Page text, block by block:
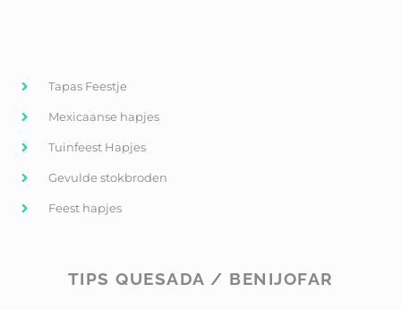
Tapas Feestje
Mexicaanse hapjes
Tuinfeest Hapjes
Gevulde stokbroden
Feest hapjes
TIPS QUESADA / BENIJOFAR